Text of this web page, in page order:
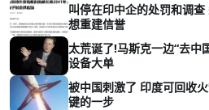
叫停在印中企的处罚和调
想重建信誉
太荒诞了!马斯克一边“去中
设备大单
被中国刺激了 印度可回收
键的一步